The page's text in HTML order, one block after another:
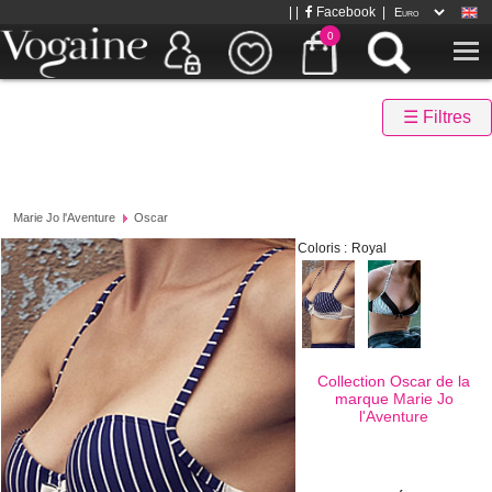
0
Facebook
☰ Filtres
Marie Jo l'Aventure Oscar
Coloris : Royal
Collection Oscar de la
marque Marie Jo
l'Aventure